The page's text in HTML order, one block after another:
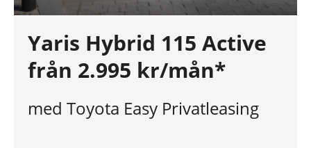
Yaris Hybrid 115 Active
från 2.995 kr/mån*
med Toyota Easy Privatleasing